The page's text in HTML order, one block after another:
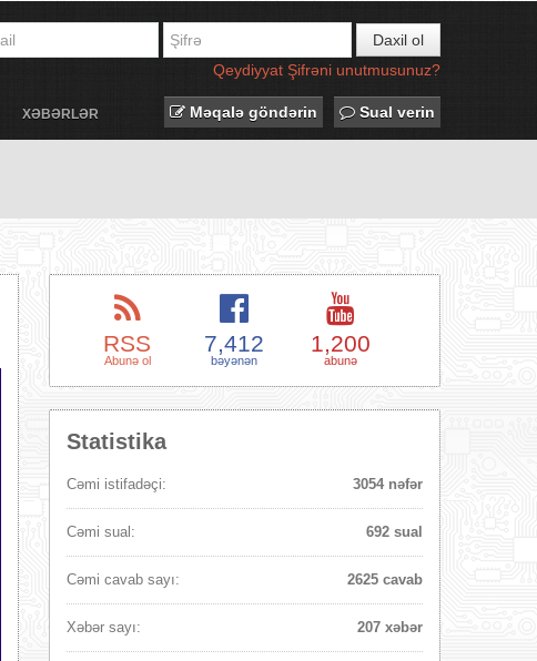
Daxil ol
Qeydiyyat Şifrəni unutmusunuz?
XƏBƏRLƏR Məqalə göndərin Sual verin
RSS
Abunə ol
7,412
bəyənən
1,200
abunə
Statistika
Cəmi istifadəçi: 3054 nəfər
Cəmi sual: 692 sual
Cəmi cavab sayı: 2625 cavab
Xəbər sayı: 207 xəbər